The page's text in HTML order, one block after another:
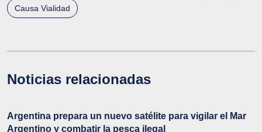
Causa Vialidad
Noticias relacionadas
Argentina prepara un nuevo satélite para vigilar el Mar
Argentino y combatir la pesca ilegal